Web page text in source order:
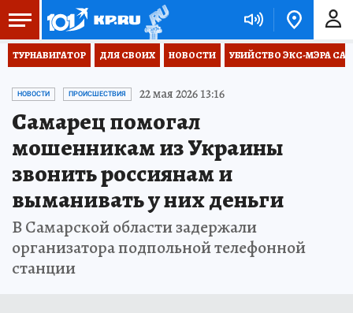
ТУРНАВИГАТОР ДЛЯ СВОИХ НОВОСТИ УБИЙСТВО ЭКС-МЭРА
НОВОСТИ ПРОИСШЕСТВИЯ 22 мая 2026 13:16
Самарец помогал
мошенникам из Украины
звонить россиянам и
выманивать у них деньги
В Самарской области задержали
организатора подпольной телефонной
станции